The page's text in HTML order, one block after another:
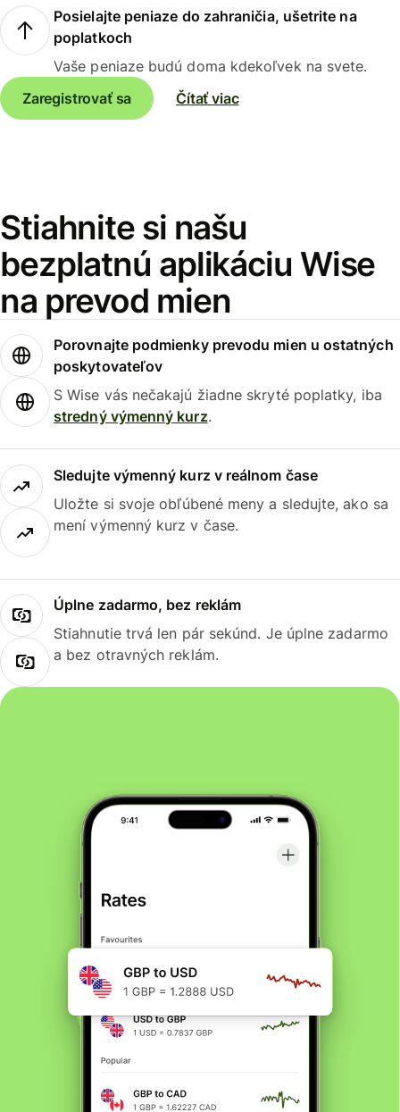
Posielajte peniaze do zahraničia, ušetrite na
poplatkoch
Vaše peniaze budú doma kdekoľvek na svete.
Zaregistrovať sa
Čítať viac
Stiahnite si našu
bezplatnú aplikáciu Wise
na prevod mien
Porovnajte podmienky prevodu mien u ostatných
poskytovateľov
S Wise vás nečakajú žiadne skryté poplatky, iba
stredný výmenný kurz.
Sledujte výmenný kurz v reálnom čase
Uložte si svoje obľúbené meny a sledujte, ako sa
mení výmenný kurz v čase.
Úplne zadarmo, bez reklám
Stiahnutie trvá len pár sekúnd. Je úplne zadarmo
a bez otravných reklám.